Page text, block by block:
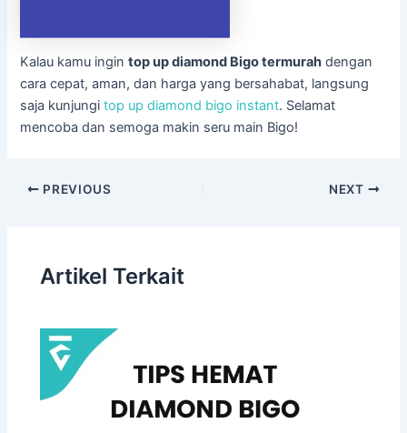
Kalau kamu ingintop up diamond Bigo termurah dengan
cara cepat, aman, dan harga yang bersahabat, langsung
saja kunjungitop up diamond bigo instant. Selamat
mencoba dan semoga makin seru main Bigo!
PREVIOUS NEXT
Artikel Terkait